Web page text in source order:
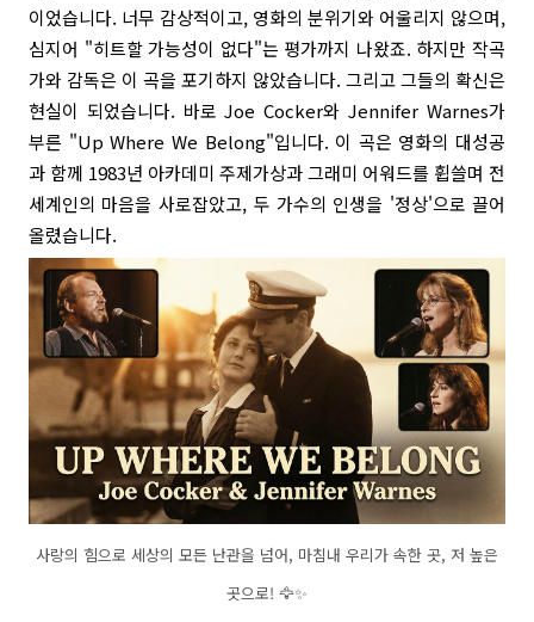
이었습니다. 너무 감상적이고, 영화의 분위기와 어울리지 않으며,
심지어 "히트할 가능성이 없다"는 평가까지 나왔죠. 하지만 작곡
가와 감독은 이 곡을 포기하지 않았습니다. 그리고 그들의 확신은
현실이 되었습니다. 바로 Joe Cocker와 Jennifer Warnes가
부른 "Up Where We Belong"입니다. 이 곡은 영화의 대성공
과 함께 1983년 아카데미 주제가상과 그래미 어워드를 휩쓸며 전
세계인의 마음을 사로잡았고, 두 가수의 인생을 '정상'으로 끌어
올렸습니다.
사랑의 힘으로 세상의 모든 난관을 넘어, 마침내 우리가 속한 곳, 저 높은
곳으로! 🦅✨